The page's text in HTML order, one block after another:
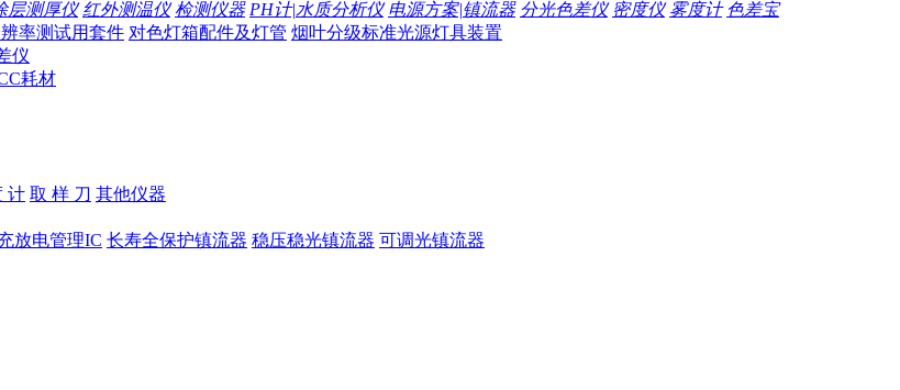
层测厚仪 红外测温仪 检测仪器 PH计|水质分析仪 电源方案|镇流器 分光色差仪 密度仪 雾度计 色差宝
率测试用套件 对色灯箱配件及灯管 烟叶分级标准光源灯具装置
仪
耗材
计 取 样 刀 其他仪器
放电管理IC 长寿全保护镇流器 稳压稳光镇流器 可调光镇流器